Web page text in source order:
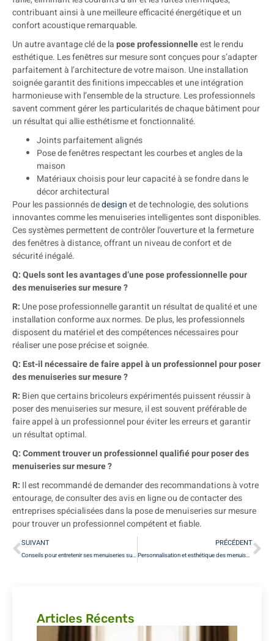
contribuant ainsi à une meilleure efficacité énergétique et un
confort acoustique remarquable.
Un autre avantage clé de lapose professionnelleest le rendu
esthétique. Les fenêtres sur mesure sont conçues pour s’adapter
parfaitement à l’architecture de votre maison. Une installation
soignée garantit des finitions impeccables et une intégration
harmonieuse with l’ensemble de la structure. Les professionnels
savent comment gérer les particularités de chaque bâtiment pour
un résultat qui allie esthétisme et fonctionnalité.
Joints parfaitement alignés
Pose de fenêtres respectant les courbes et angles de la
maison
Matériaux choisis pour leur capacité à se fondre dans le
décor architectural
Pour les passionnés dedesignet de technologie, des solutions
innovantes comme les menuiseries intelligentes sont disponibles.
Ces systèmes permettent de contrôler l’ouverture et la fermeture
des fenêtres à distance, offrant un niveau de confort et de
sécurité inégalé.
Q: Quels sont les avantages d’une pose professionnelle pour
des menuiseries sur mesure ?
R: Une pose professionnelle garantit un résultat de qualité et une
installation conforme aux normes. De plus, les professionnels
disposent du matériel et des compétences nécessaires pour
réaliser une pose précise et soignée.
Q: Est-il nécessaire de faire appel à un professionnel pour poser
des menuiseries sur mesure ?
R: Bien que certains bricoleurs expérimentés puissent réussir à
poser des menuiseries sur mesure, il est souvent préférable de
faire appel à un professionnel pour éviter les erreurs et garantir
un résultat optimal.
Q: Comment trouver un professionnel qualifié pour poser des
menuiseries sur mesure ?
R: Il est recommandé de demander des recommandations à votre
entourage, de consulter des avis en ligne ou de contacter des
entreprises spécialisées dans la pose de menuiseries sur mesure
pour trouver un professionnel compétent et fiable.
SUIVANT
Conseils pour entretenir ses menuiseries sur mesure en toute simplicité
PRÉCÉDENT
Personnalisation et esthétique des menuiseries sur mesure à Paris
Articles Récents